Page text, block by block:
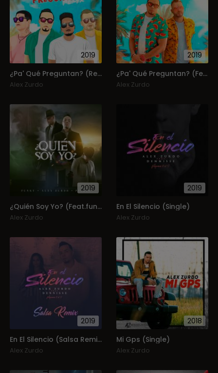
2019
¿Pa' Qué Preguntan? (Remix) (Feat. Funky, Redimi2, Alejandro , Almigthy) (Single)
Alex Zurdo
2019
¿Pa' Qué Preguntan? (Feat. Funky) (Single)
Alex Zurdo
2019
¿Quién Soy Yo? (Feat.funky, Pichie T7) (Single)
Alex Zurdo
2019
En El Silencio (Single)
Alex Zurdo
2019
En El Silencio (Salsa Remix) (Feat.dennise) (Single)
Alex Zurdo
2018
Mi Gps (Single)
Alex Zurdo